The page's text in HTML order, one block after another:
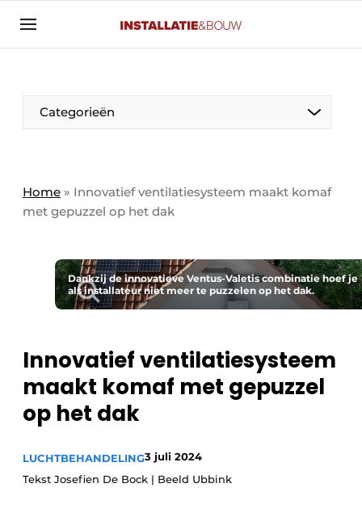
Aanmelden
Banner overzicht
BedrijvenAanmeldenBedankt voor de aanmelding
Contact
Evenement aanmelden
Meest gelezen
Nieuwsbrief
Privacy / Cookie statement
Vacature aanmelden
Vacatures
Categorieën
Panelgesprek
Solar
Sanitair
Binnenklimaat
Home » Innovatief ventilatiesysteem maakt komaf
met gepuzzel op het dak
Dankzij de innovatieve Ventus-Valetis combinatie hoef je
als installateur niet meer te puzzelen op het dak.
Innovatief ventilatiesysteem
maakt komaf met gepuzzel
op het dak
LUCHTBEHANDELING3 juli 2024
Tekst Josefien De Bock | Beeld Ubbink